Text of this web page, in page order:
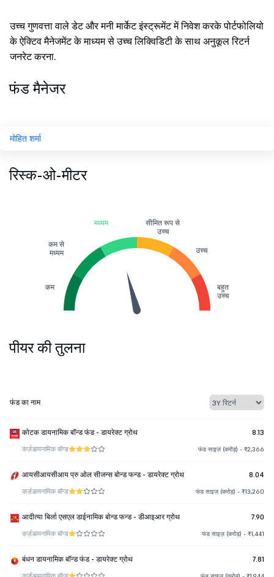
उच्च गुणवत्ता वाले डेट और मनी मार्केट इंस्ट्रूमेंट में निवेश करके पोर्टफोलियो
के ऐक्टिव मैनेजमेंट के माध्यम से उच्च लिक्विडिटी के साथ अनुकूल रिटर्न
जनरेट करना.
फंड मैनेजर
मोहित शर्मा
रिस्क-ओ-मीटर
कम
कम से
मध्यम
मध्यम
सीमित रूप से
उच्च
उच्च
बहुत
उच्च
पीयर की तुलना
फंड का नाम
कोटक डायनामिक बॉन्ड फंड - डायरेक्ट ग्रोथ 8.13
कर्ज़डायनामिक बॉन्ड फंड साइज़ (करोड़) - ₹2,366
आयसीआयसीआय प्रु ओल सीजन्स बोन्ड फन्ड - डायरेक्ट ग्रोथ 8.04
कर्ज़डायनामिक बॉन्ड फंड साइज़ (करोड़) - ₹13,260
आदीत्या बिर्ला एसएल डाईनामिक बोन्ड फन्ड - डीआइआर ग्रोथ 7.90
कर्ज़डायनामिक बॉन्ड फंड साइज़ (करोड़) - ₹1,441
बंधन डायनामिक बॉन्ड फंड - डायरेक्ट ग्रोथ 7.81